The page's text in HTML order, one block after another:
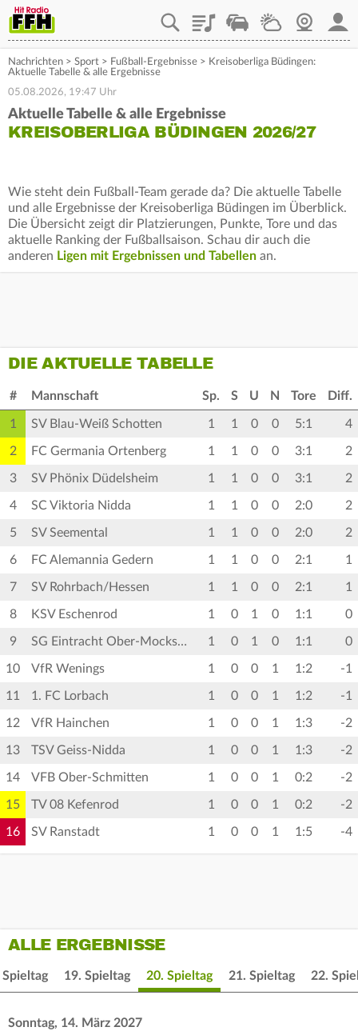
PlaylistStaupilotWetterWebcam
Nachrichten > Sport > Fußball-Ergebnisse > Kreisoberliga Büdingen:
Aktuelle Tabelle & alle Ergebnisse
05.08.2026, 19:47 Uhr
Aktuelle Tabelle & alle Ergebnisse
KREISOBERLIGA BÜDINGEN 2026/27
Wie steht dein Fußball-Team gerade da? Die aktuelle Tabelle
und alle Ergebnisse der Kreisoberliga Büdingen im Überblick.
Die Übersicht zeigt dir Platzierungen, Punkte, Tore und das
aktuelle Ranking der Fußballsaison. Schau dir auch die
anderen Ligen mit Ergebnissen und Tabellen an.
DIE AKTUELLE TABELLE
# Mannschaft Sp. S U N Tore Diff.
1 SV Blau-Weiß Schotten 1 1 0 0 5:1 4
2 FC Germania Ortenberg 1 1 0 0 3:1 2
3 SV Phönix Düdelsheim 1 1 0 0 3:1 2
4 SC Viktoria Nidda 1 1 0 0 2:0 2
5 SV Seemental 1 1 0 0 2:0 2
6 FC Alemannia Gedern 1 1 0 0 2:1 1
7 SV Rohrbach/Hessen 1 1 0 0 2:1 1
8 KSV Eschenrod 1 0 1 0 1:1 0
9 SG Eintracht Ober-Mockstadt 1 0 1 0 1:1 0
10 VfR Wenings 1 0 0 1 1:2 -1
11 1. FC Lorbach 1 0 0 1 1:2 -1
12 VfR Hainchen 1 0 0 1 1:3 -2
13 TSV Geiss-Nidda 1 0 0 1 1:3 -2
14 VFB Ober-Schmitten 1 0 0 1 0:2 -2
15 TV 08 Kefenrod 1 0 0 1 0:2 -2
16 SV Ranstadt 1 0 0 1 1:5 -4
ALLE ERGEBNISSE
Spieltag 19. Spieltag 20. Spieltag 21. Spieltag 22.
Sonntag, 14. März 2027